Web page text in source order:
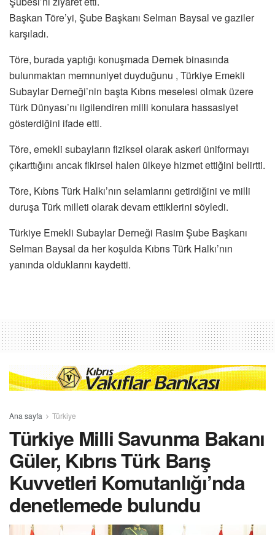
Başkan Töre’yi, Şube Başkanı Selman Baysal ve gaziler
karşıladı.
Töre, burada yaptığı konuşmada Dernek binasında
bulunmaktan memnuniyet duyduğunu , Türkiye Emekli
Subaylar Derneği’nin başta Kıbrıs meselesi olmak üzere
Türk Dünyası’nı ilgilendiren milli konulara hassasiyet
gösterdiğini ifade etti.
Töre, emekli subayların fiziksel olarak askeri üniformayı
çıkarttığını ancak fikirsel halen ülkeye hizmet ettiğini belirtti.
Töre, Kıbrıs Türk Halkı’nın selamlarını getirdiğini ve milli
duruşa Türk milleti olarak devam ettiklerini söyledi.
Türkiye Emekli Subaylar Derneği Rasim Şube Başkanı
Selman Baysal da her koşulda Kıbrıs Türk Halkı’nın
yanında olduklarını kaydetti.
Ana sayfa Türkiye
Türkiye Milli Savunma Bakanı
Güler, Kıbrıs Türk Barış
Kuvvetleri Komutanlığı’nda
denetlemede bulundu